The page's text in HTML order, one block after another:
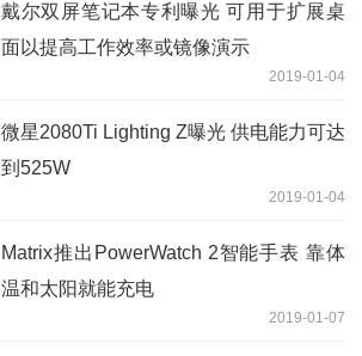
戴尔双屏笔记本专利曝光 可用于扩展桌
面以提高工作效率或镜像演示
2019-01-04
微星2080Ti Lighting Z曝光 供电能力可达
到525W
2019-01-04
Matrix推出PowerWatch 2智能手表 靠体
温和太阳就能充电
2019-01-07